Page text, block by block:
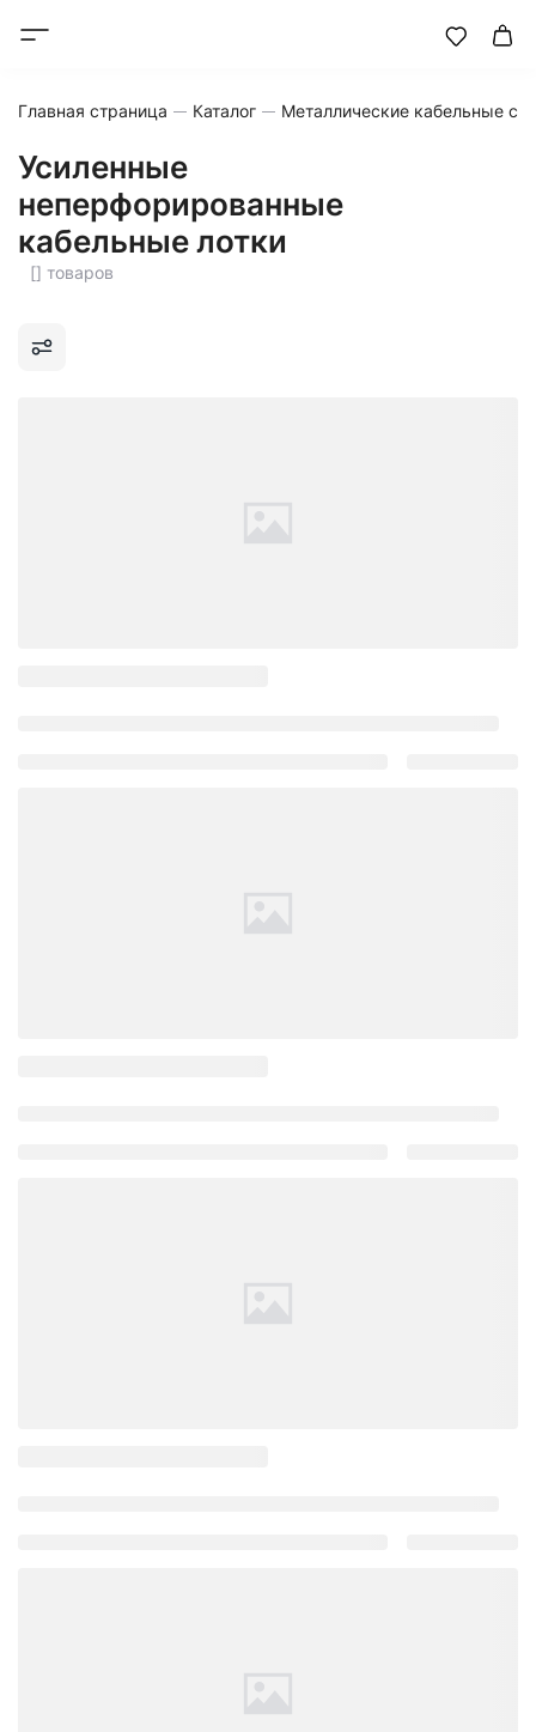
Главная страница Каталог Металлические кабельные
Усиленные
неперфорированные
кабельные лотки
[] товаров